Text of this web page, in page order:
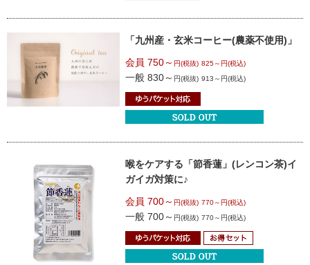
「九州産・玄米コーヒー(農薬不使用)」
会員 750～ 円(税抜) 825～円(税込)
一般 830～ 円(税抜) 913～円(税込)
喉をケアする 「節香蓮」(レンコン茶)イ
ガイガ対策に♪
会員 700～ 円(税抜) 770～円(税込)
一般 700～ 円(税抜) 770～円(税込)